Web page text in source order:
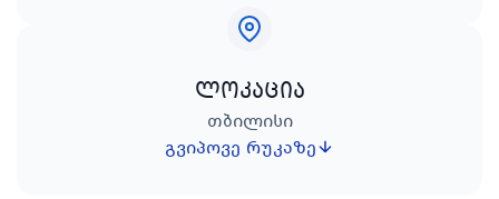
ლოკაცია
თბილისი
გვიპოვე რუკაზე